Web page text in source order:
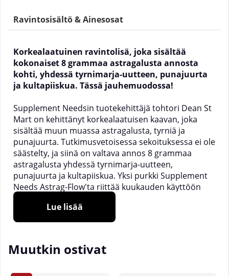
Ravintosisältö & Ainesosat
Korkealaatuinen ravintolisä, joka sisältää
kokonaiset 8 grammaa astragalusta annosta
kohti, yhdessä tyrnimarja-uutteen, punajuurta
ja kultapiiskua. Tässä jauhemuodossa!
Supplement Needsin tuotekehittäjä tohtori Dean St
Mart on kehittänyt korkealaatuisen kaavan, joka
sisältää muun muassa astragalusta, tyrniä ja
punajuurta. Tutkimusvetoisessa sekoituksessa ei ole
säästelty, ja siinä on valtava annos 8 grammaa
astragalusta yhdessä tyrnimarja-uutteen,
punajuurta ja kultapiiskua. Yksi purkki Supplement
Needs Astrag-Flow'ta riittää kuukauden käyttöön
eikä se sisällä mitään omia sekoituksia peittämään
alimitoitusta.
Supplement Needs Astrag-Flow, 30 annosta
Lue lisää
Muutkin ostivat